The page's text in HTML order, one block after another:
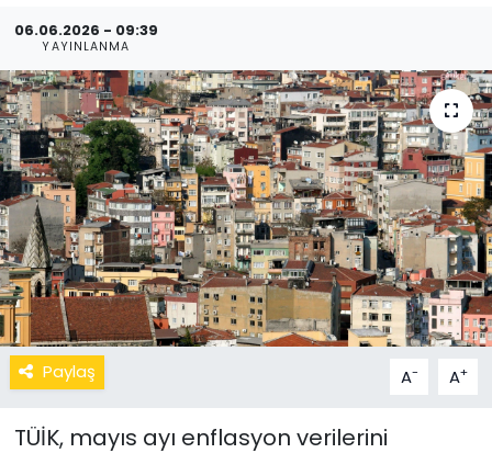
06.06.2026 - 09:39
YAYINLANMA
Paylaş A- A+
TÜİK, mayıs ayı enflasyon verilerini